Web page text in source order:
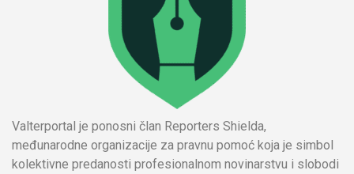
Valterportal je ponosni član Reporters Shielda,
međunarodne organizacije za pravnu pomoć koja je simbol
kolektivne predanosti profesionalnom novinarstvu i slobodi